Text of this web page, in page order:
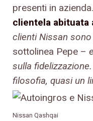
presenti in
clientela abituata
clienti Nissan
sottolinea Pepe –
sulla
filosofia, quasi un
Nissan Qashqai